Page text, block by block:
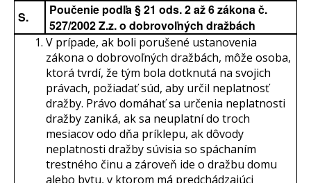
S.
Poučenie podľa § 21 ods. 2 až 6 zákona č.
527/2002 Z.z. o dobrovoľných dražbách
V prípade, ak boli porušené ustanovenia
zákona o dobrovoľných dražbách, môže osoba,
ktorá tvrdí, že tým bola dotknutá na svojich
právach, požiadať súd, aby určil neplatnosť
dražby. Právo domáhať sa určenia neplatnosti
dražby zaniká, ak sa neuplatní do troch
mesiacov odo dňa príklepu, ak dôvody
neplatnosti dražby súvisia so spáchaním
trestného činu a zároveň ide o dražbu domu
alebo bytu, v ktorom má predchádzajúci